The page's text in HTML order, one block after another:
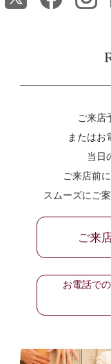
ご来店
またはお
当日
ご来店前
スムーズにご
ご来
お電話で